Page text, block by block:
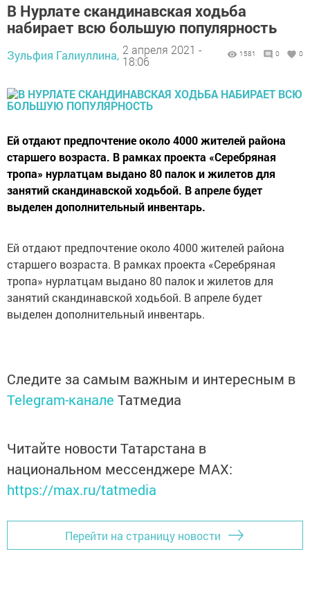
В Нурлате скандинавская ходьба
набирает всю большую популярность
Зульфия Галиуллина, 2 апреля 2021 -
18:06
1581 0 0
Ей отдают предпочтение около 4000 жителей района
старшего возраста. В рамках проекта «Серебряная
тропа» нурлатцам выдано 80 палок и жилетов для
занятий скандинавской ходьбой. В апреле будет
выделен дополнительный инвентарь.
Ей отдают предпочтение около 4000 жителей района
старшего возраста. В рамках проекта «Серебряная
тропа» нурлатцам выдано 80 палок и жилетов для
занятий скандинавской ходьбой. В апреле будет
выделен дополнительный инвентарь.
Следите за самым важным и интересным в
Telegram-канале Татмедиа
Читайте новости Татарстана в
национальном мессенджере MАХ:
https://max.ru/tatmedia
Перейти на страницу новости